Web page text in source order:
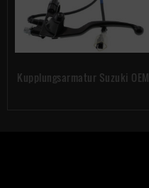
Kupplungsarmatur Suzuki OEM